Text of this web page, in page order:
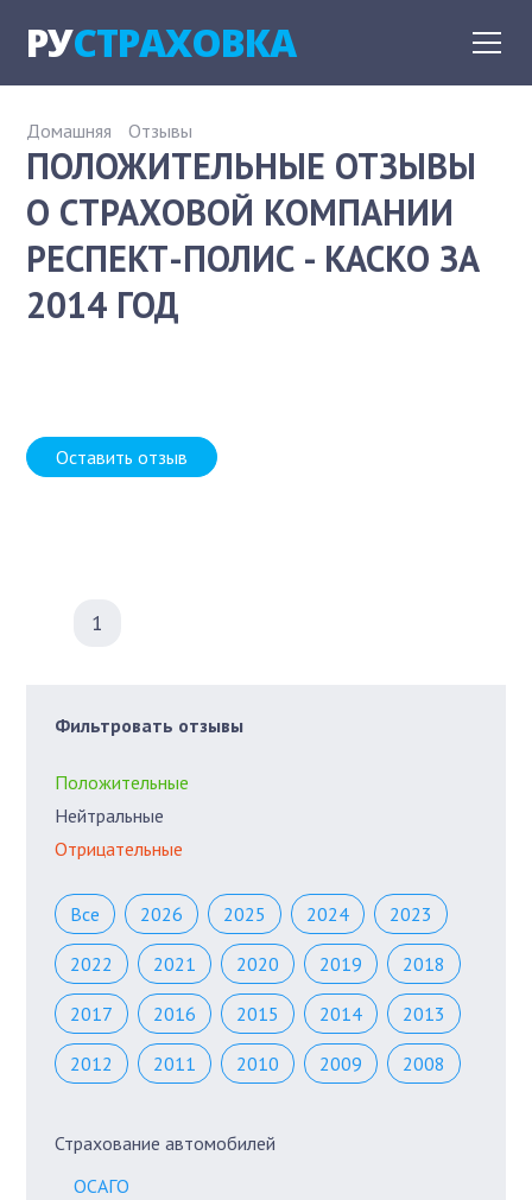
РУСТРАХОВКА
Домашняя Отзывы
ПОЛОЖИТЕЛЬНЫЕ ОТЗЫВЫ
О СТРАХОВОЙ КОМПАНИИ
РЕСПЕКТ-ПОЛИС - КАСКО ЗА
2014 ГОД
Оставить отзыв
1
Фильтровать отзывы
Положительные
Нейтральные
Отрицательные
Все 2026 2025 2024 2023
2022 2021 2020 2019 2018
2017 2016 2015 2014 2013
2012 2011 2010 2009 2008
Страхование автомобилей
ОСАГО